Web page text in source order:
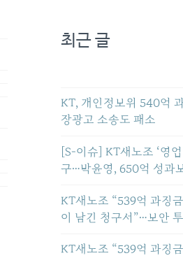
최근 글
KT, 개인정보위 540억
장광고 소송도 패소
[S-이슈] KT새노조 ‘영
구…박윤영, 650억 성과
KT새노조 “539억 과징
이 남긴 청구서”…보안
KT새노조 “539억 과징